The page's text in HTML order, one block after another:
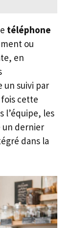
téléphone
ou
en
suivi par
fois cette
l’équipe, les
un dernier
dans la